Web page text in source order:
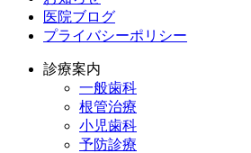
医院ブログ
プライバシーポリシー
診療案内
一般歯科
根管治療
小児歯科
予防診療